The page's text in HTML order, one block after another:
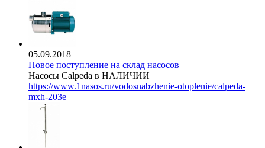
05.09.2018
Новое поступление на склад насосов
Насосы Calpeda в НАЛИЧИИ
https://www.1nasos.ru/vodosnabzhenie-otoplenie/calpeda-
mxh-203e